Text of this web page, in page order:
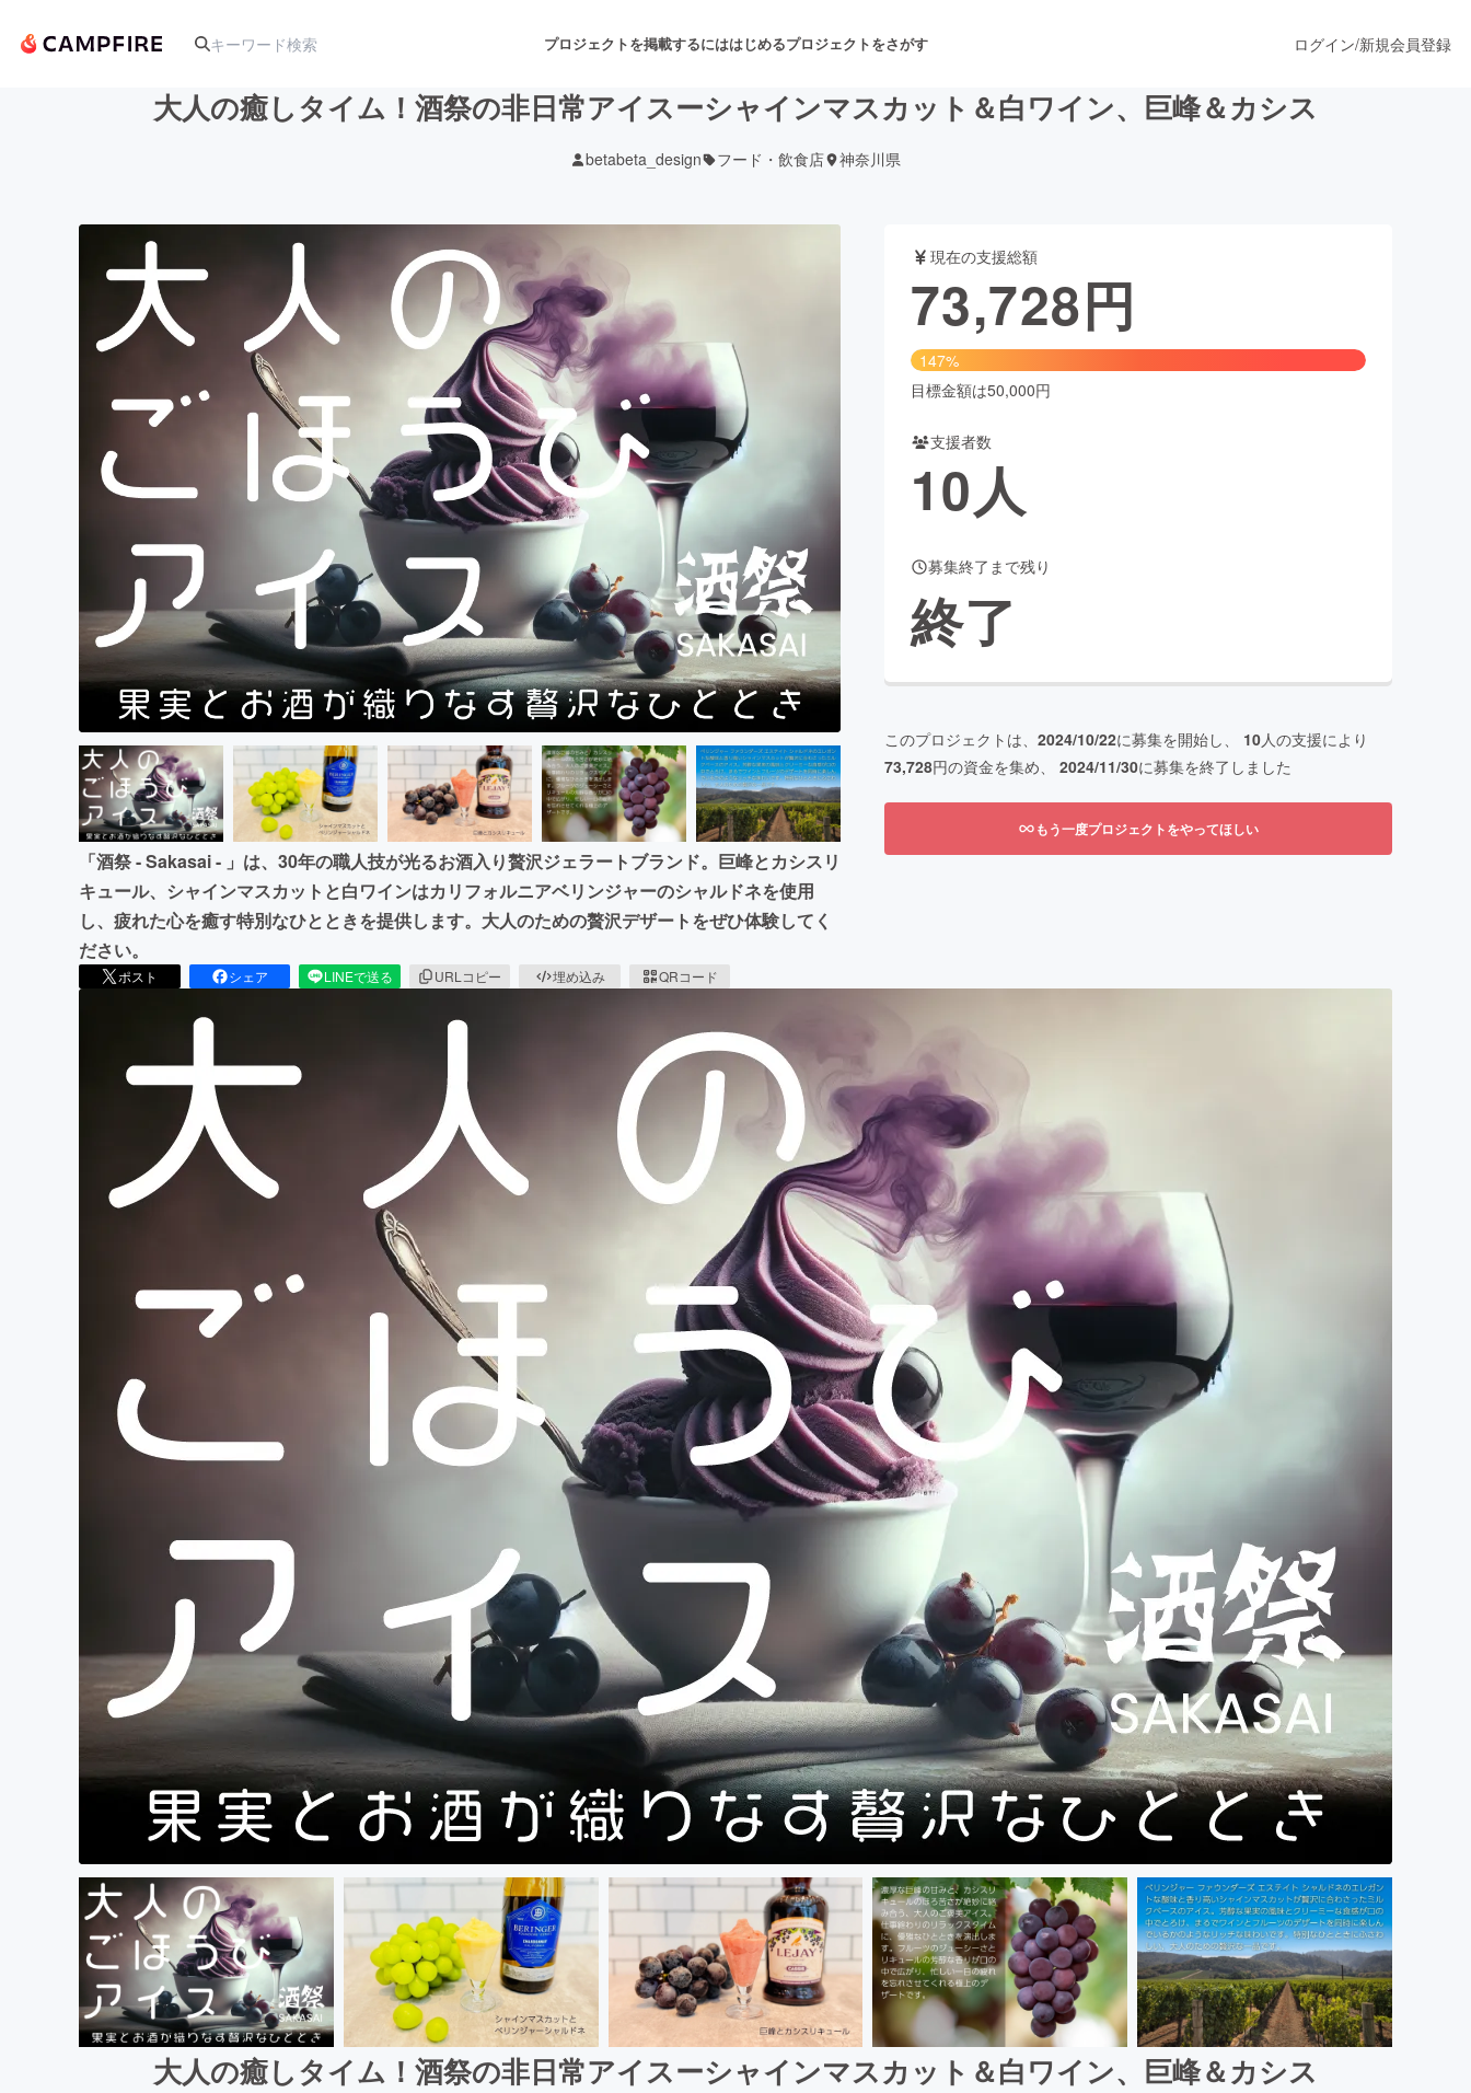
プロジェクトを掲載するにははじめるプロジェクトをさがす
音楽 舞台・パフォーマンス
テクノロジー・ガジェット ゲーム・サービス開発 ファッション
映像・映画 書籍・雑誌出版
ビジネス・起業 チャレンジ ビューティー・ヘルスケア
まちづくり・地域活性化
CAMPFIRE for Social GoodCAMPFIRE Creation
CAMPFIREふるさと納税machi-yaコミュニティ
ログイン/新規会員登録
大人の癒しタイム！酒祭の非日常アイスーシャインマスカット＆白ワイン、巨峰＆カシス
betabeta_design フード・飲食店 神奈川県
「酒祭 - Sakasai - 」は、30年の職人技が光るお酒入り贅沢ジェラートブランド。巨峰とカシスリ
キュール、シャインマスカットと白ワインはカリフォルニアベリンジャーのシャルドネを使用
し、疲れた心を癒す特別なひとときを提供します。大人のための贅沢デザートをぜひ体験してく
ださい。
ポスト シェア LINEで送る URLコピー 埋め込み QRコード
現在の支援総額
73,728円
147%
目標金額は50,000円
支援者数
10人
募集終了まで残り
終了
このプロジェクトは、 2024/10/22に募集を開始し、 10人の支援により
73,728円の資金を集め、 2024/11/30に募集を終了しました
もう一度プロジェクトをやってほしい
大人の癒しタイム！酒祭の非日常アイスーシャインマスカット＆白ワイン、巨峰＆カシス